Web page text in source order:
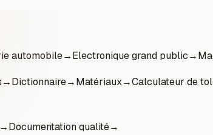
automobile→Electronique grand public→
→Dictionnaire→Matériaux→Calculateur de
→Documentation qualité→